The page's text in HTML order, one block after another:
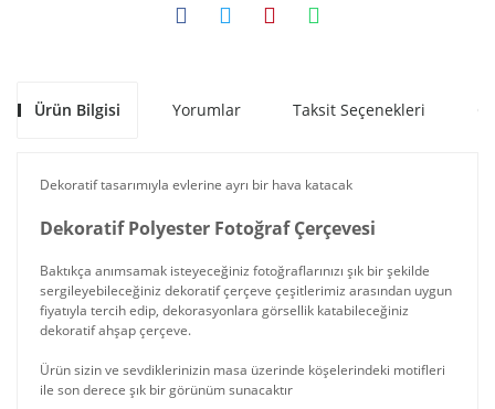
Ürün Bilgisi Yorumlar Taksit Seçenekleri
Dekoratif tasarımıyla evlerine ayrı bir hava katacak
Dekoratif Polyester Fotoğraf Çerçevesi
Baktıkça anımsamak isteyeceğiniz fotoğraflarınızı şık bir şekilde
sergileyebileceğiniz dekoratif çerçeve çeşitlerimiz arasından uygun
fiyatıyla tercih edip, dekorasyonlara görsellik katabileceğiniz
dekoratif ahşap çerçeve.
Ürün sizin ve sevdiklerinizin masa üzerinde köşelerindeki motifleri
ile son derece şık bir görünüm sunacaktır